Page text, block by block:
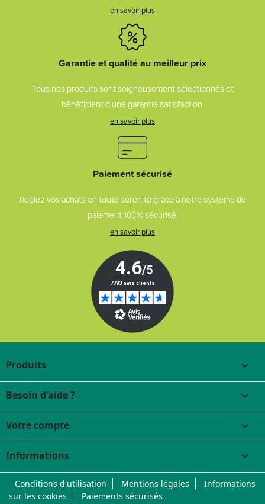
en savoir plus
Garantie et qualité au meilleur prix
Tous nos produits sont soigneusement sélectionnés et
bénéficient d’une garantie satisfaction.
en savoir plus
Paiement sécurisé
Réglez vos achats en toute sérénité grâce à notre système de
paiement 100% sécurisé.
en savoir plus
Produits 
Besoin d'aide ? 
Votre compte 
Informations keyboard_arrow_down
Conditions d'utilisation Mentions légales
Informations
sur les cookies
Paiements sécurisés